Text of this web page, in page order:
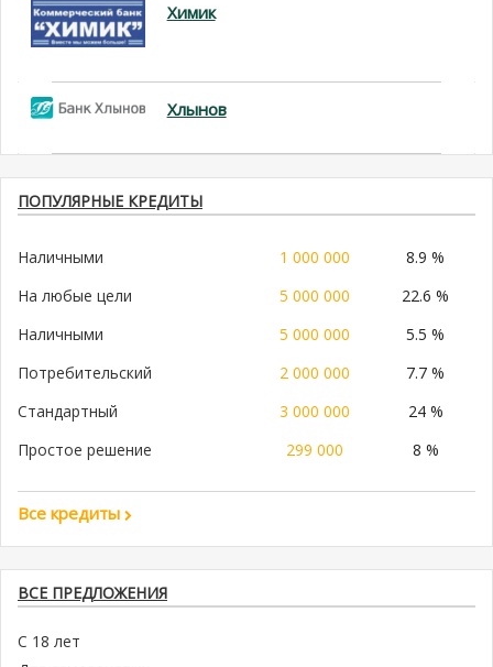
Химик
Хлынов
ПОПУЛЯРНЫЕ КРЕДИТЫ
Наличными 1 000 000
8.9 %
На любые цели
5 000 000
22.6 %
Наличными
5 000 000
5.5 %
Потребительский
2 000 000
7.7 %
Стандартный
3 000 000
24 %
Простое решение
299 000 8 %
Все кредиты
ВСЕ ПРЕДЛОЖЕНИЯ
С 18 лет